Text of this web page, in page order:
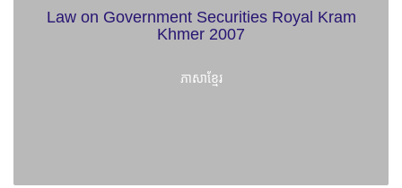
Law on Government Securities Royal Kram
Khmer 2007
ភាសាខ្មែរ